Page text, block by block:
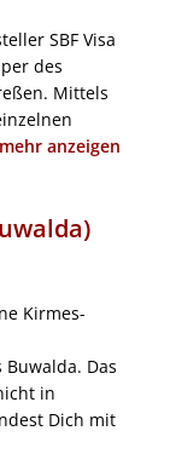
SBF Visa
des
Mittels
mehr anzeigen
Kirmes-
Das
in
Dich mit